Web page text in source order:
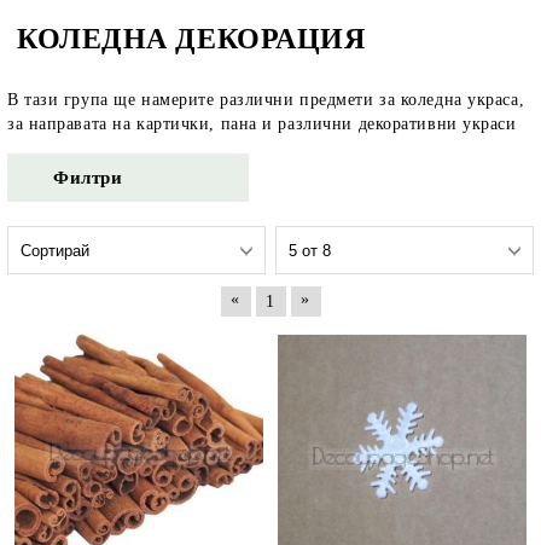
КОЛЕДНА ДЕКОРАЦИЯ
В тази група ще намерите различни предмети за коледна украса,
за направата на картички, пана и различни декоративни украси
Филтри
« 1 »